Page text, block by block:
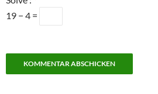
19 − 4 =